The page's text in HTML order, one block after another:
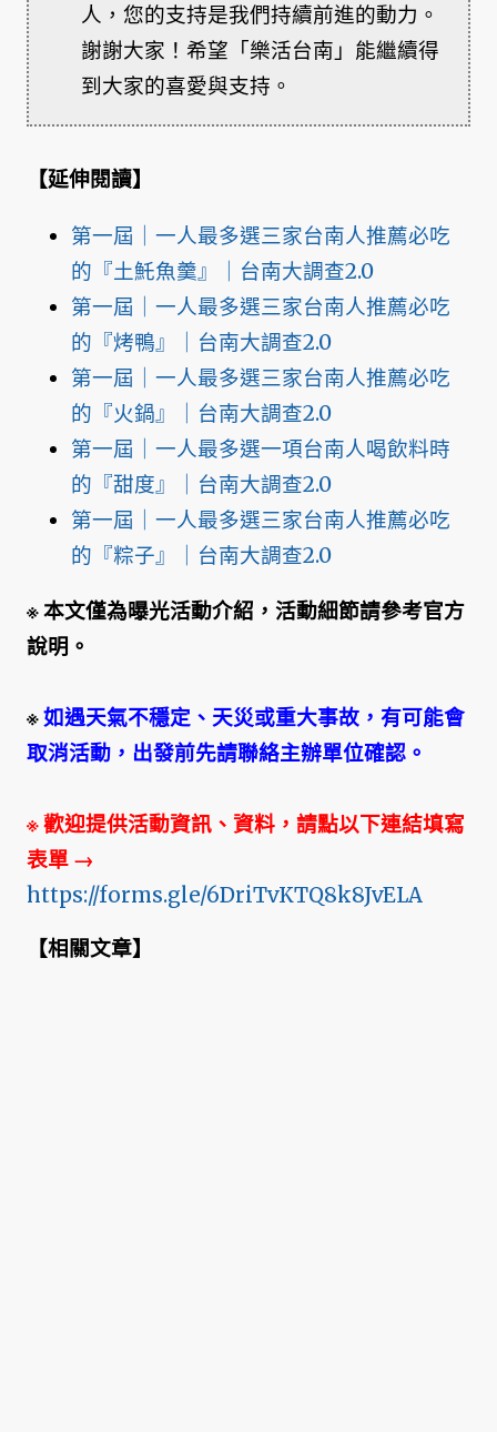
人，您的支持是我們持續前進的動力。
謝謝大家！希望「樂活台南」能繼續得
到大家的喜愛與支持。
【延伸閱讀】
第一屆｜一人最多選三家台南人推薦必吃
的『土魠魚羹』｜台南大調查2.0
第一屆｜一人最多選三家台南人推薦必吃
的『烤鴨』｜台南大調查2.0
第一屆｜一人最多選三家台南人推薦必吃
的『火鍋』｜台南大調查2.0
第一屆｜一人最多選一項台南人喝飲料時
的『甜度』｜台南大調查2.0
第一屆｜一人最多選三家台南人推薦必吃
的『粽子』｜台南大調查2.0
※ 本文僅為曝光活動介紹，活動細節請參考官方
說明。
※如遇天氣不穩定、天災或重大事故，有可能會
取消活動，出發前先請聯絡主辦單位確認。
※ 歡迎提供活動資訊、資料，請點以下連結填寫
表單 →
https://forms.gle/6DriTvKTQ8k8JvELA
【相關文章】